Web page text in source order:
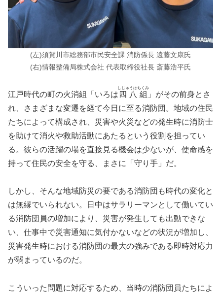
(左)須賀川市総務部市民安全課 消防係長 遠藤文康氏
(右)情報整備局株式会社 代表取締役社長 斎藤浩平氏
江戸時代の町の火消組「いろは 四八組
しじゅうはちくみ
」がその前身とさ
れ、さまざまな変遷を経て今日に至る消防団。地域の住民
たちによって構成され、災害や火災などの発生時に消防士
を助けて消火や救助活動にあたるという役割を担ってい
る。彼らの活躍の場を直接見る機会は少ないが、使命感を
持って住民の安全を守る、まさに「守り手」だ。
しかし、そんな地域防災の要である消防団も時代の変化と
は無縁でいられない。日中はサラリーマンとして働いてい
る消防団員の増加により、災害が発生しても出動できな
い、仕事中で災害通知に気付かないなどの状況が増加し、
災害発生時における消防団の最大の強みである即時対応力
が弱まっているのだ。
こういった問題に対応するため、当時の消防団員たちによ